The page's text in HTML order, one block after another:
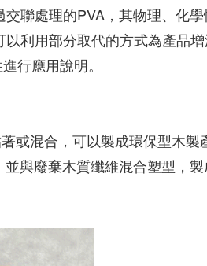
聯處理的PVA，其物理、化學
利用部分取代的方式為產品
行應用說明。
或混合，可以製成環保型木製
與廢棄木質纖維混合塑型，